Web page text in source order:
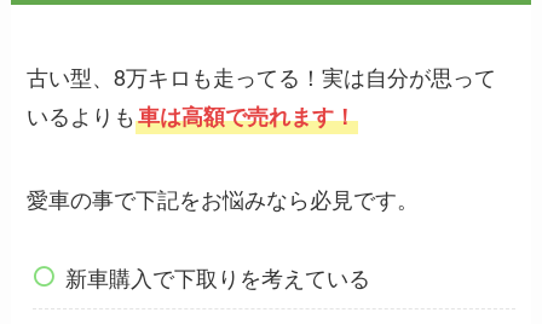
古い型、8万キロも走ってる！実は自分が思って
いるよりも車は高額で売れます！
愛車の事で下記をお悩みなら必見です。
新車購入で下取りを考えている